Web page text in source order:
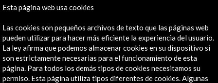
José Abascal, 4 - 4º
Canales de contacto
Explora
Institucional
Esta página web usa cookies
Las cookies son pequeños archivos de texto que las páginas web
pueden utilizar para hacer más eficiente la experiencia del usuario.
La ley afirma que podemos almacenar cookies en su dispositivo si
son estrictamente necesarias para el funcionamiento de esta
página. Para todos los demás tipos de cookies necesitamos su
permiso. Esta página utiliza tipos diferentes de cookies. Algunas